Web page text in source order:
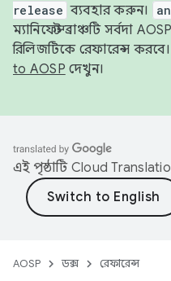
release ব্যবহার করুন।
ম্যানিফেস্ট ব্রাঞ্চটি সর্বদা
রিলিজটিকে রেফারেন্স
to AOSP দেখুন।
এই পৃষ্ঠাটি Cloud
AOSP ডক্স রেফারেন্স